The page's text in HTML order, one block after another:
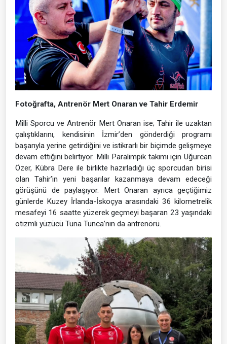
Fotoğrafta, Antrenör Mert Onaran ve Tahir Erdemir
Milli Sporcu ve Antrenör Mert Onaran ise; Tahir ile uzaktan
çalıştıklarını, kendisinin İzmir’den gönderdiği programı
başarıyla yerine getirdiğini ve istikrarlı bir biçimde gelişmeye
devam ettiğini belirtiyor. Milli Paralimpik takımı için Uğurcan
Özer, Kübra Dere ile birlikte hazırladığı üç sporcudan birisi
olan Tahir’in yeni başarılar kazanmaya devam edeceği
görüşünü de paylaşıyor. Mert Onaran ayrıca geçtiğimiz
günlerde Kuzey İrlanda-İskoçya arasındaki 36 kilometrelik
mesafeyi 16 saatte yüzerek geçmeyi başaran 23 yaşındaki
otizmli yüzücü Tuna Tunca’nın da antrenörü.